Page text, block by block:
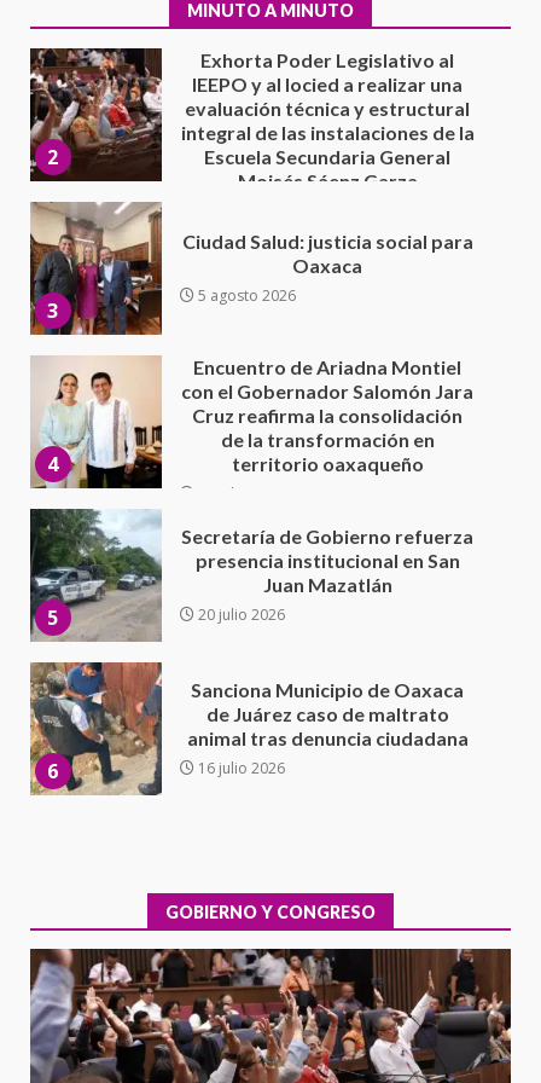
MINUTO A MINUTO
Moisés Sáenz Garza
5 agosto 2026
3
Ciudad Salud: justicia social para
Oaxaca
5 agosto 2026
4
con el Gobernador Salomón Jara
Cruz reafirma la consolidación
de la transformación en
5
Secretaría de Gobierno refuerza
presencia institucional en San
Juan Mazatlán
20 julio 2026
6
Sanciona Municipio de Oaxaca
de Juárez caso de maltrato
animal tras denuncia ciudadana
16 julio 2026
7
California; FGR lo investiga por
presuntos delitos de
delincuencia organizada y
contrabando
1
Xanica: Jesús Romero
7 agosto 2026
Exhorta Poder Legislativo al
IEEPO y al Iocied a realizar una
evaluación técnica y estructural
integral de las instalaciones de la
Escuela Secundaria General
GOBIERNO Y CONGRESO